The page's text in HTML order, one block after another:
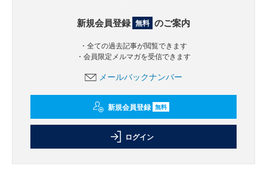
新規会員登録 無料 のご案内
・全ての過去記事が閲覧できます
・会員限定メルマガを受信できます
メールバックナンバー
新規会員登録 無料
ログイン